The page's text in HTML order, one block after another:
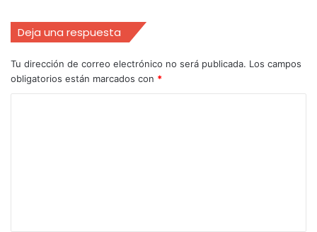
Deja una respuesta
Tu dirección de correo electrónico no será publicada. Los campos
obligatorios están marcados con *